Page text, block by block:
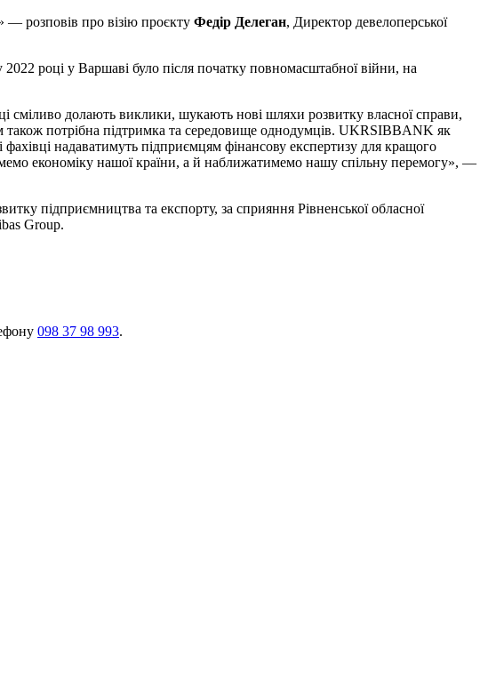
розповів про візію проєкту Федір Делеган, Директор девелоперської
році у Варшаві було після початку повномасштабної війни, на
сміливо долають виклики, шукають нові шляхи розвитку власної справи,
також потрібна підтримка та середовище однодумців. UKRSIBBANK як
надаватимуть підприємцям фінансову експертизу для кращого
економіку нашої країни, а й наближатимемо нашу спільну перемогу», —
підприємництва та експорту, за сприяння Рівненської обласної
Group.
098 37 98 993.